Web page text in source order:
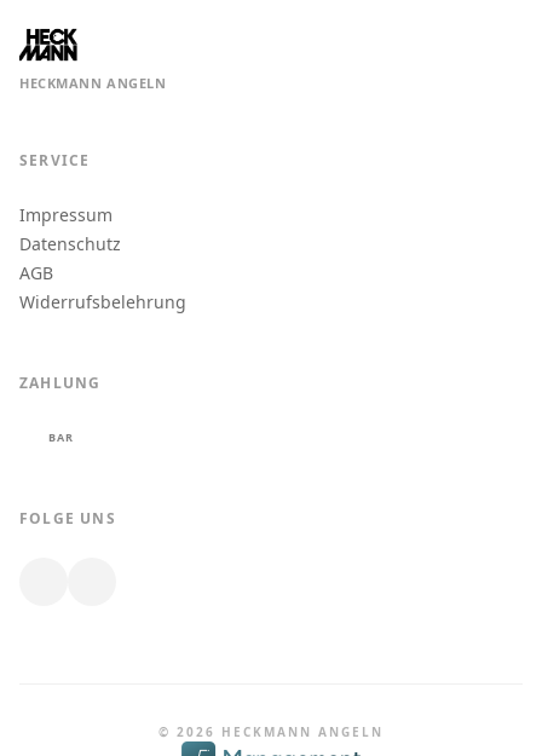
HECKMANN ANGELN
SERVICE
Impressum
Datenschutz
AGB
Widerrufsbelehrung
ZAHLUNG
BAR
FOLGE UNS
© 2026 HECKMANN ANGELN